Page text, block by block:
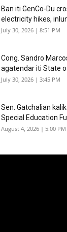
Ban iti GenCo-Du
electricity hikes,
July 30, 2026 | 8:51 PM
Cong. Sandro
agatendar iti State
July 30, 2026 | 3:45 PM
Sen. Gatchalian
Special Education
August 4, 2026 | 5:00 PM